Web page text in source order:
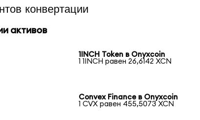
конвертации
активов
1INCH Token в Onyxcoin
1 1INCH равен 26,6142 XCN
Convex Finance в Onyxcoin
1 CVX равен 455,5073 XCN